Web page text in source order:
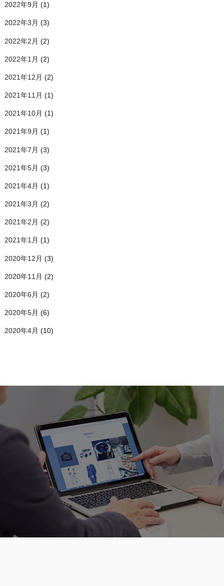
2022年9月 (1)
2022年3月 (3)
2022年2月 (2)
2022年1月 (2)
2021年12月 (2)
2021年11月 (1)
2021年10月 (1)
2021年9月 (1)
2021年7月 (3)
2021年5月 (3)
2021年4月 (1)
2021年3月 (2)
2021年2月 (2)
2021年1月 (1)
2020年12月 (3)
2020年11月 (2)
2020年6月 (2)
2020年5月 (6)
2020年4月 (10)